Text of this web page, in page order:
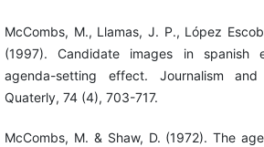
McCombs, M., Llamas, J. P., López
(1997). Candidate images in spanish
agenda-setting effect. Journalism and
Quaterly, 74 (4), 703-717.
McCombs, M. & Shaw, D. (1972). The